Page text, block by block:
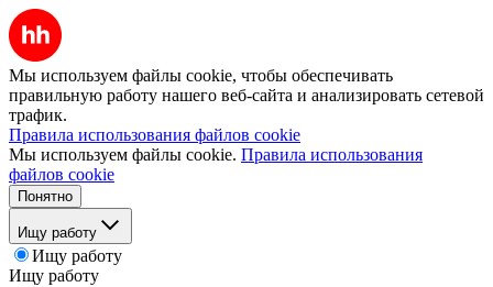
Мы используем файлы cookie, чтобы обеспечивать
правильную работу нашего веб-сайта и анализировать сетевой
трафик.
Правила использования файлов cookie
Мы используем файлы cookie. Правила использования
файлов cookie
Понятно
Ищу работу
Ищу работу
Ищу работу